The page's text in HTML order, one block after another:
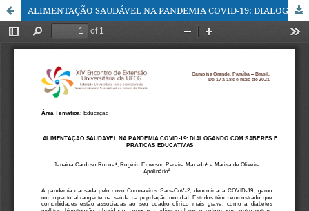
ALIMENTAÇÃO SAUDÁVEL NA PANDEMIA COVID-19: DIALOGANDO COM SABERES E PRÁTICAS EDUCATIVAS